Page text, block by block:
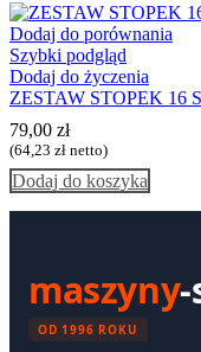
Dodaj do porównania
Szybki podgląd
Dodaj do życzenia
ZESTAW STOPEK 16
79,00 zł
(64,23 zł netto)
Dodaj do koszyka
maszyny
OD 1996 ROKU